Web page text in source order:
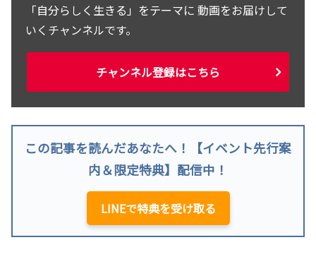
「自分らしく生きる」をテーマに 動画をお届けして
いくチャンネルです。
チャンネル登録はこちら
この記事を読んだあなたへ！【イベント先行案
内＆限定特典】配信中！
LINEで特典を受け取る